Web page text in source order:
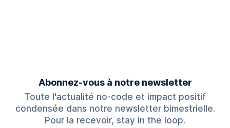
Abonnez-vous à notre newsletter
Toute l'actualité no-code et impact positif
condensée dans notre newsletter bimestrielle.
Pour la recevoir, stay in the loop.